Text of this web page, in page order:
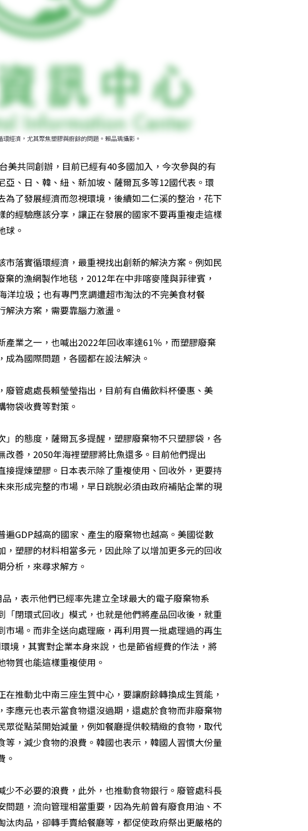
經濟，尤其聚焦塑膠與廚餘的問題。賴品瑀攝影。
美共同創辦，目前已經有40多國加入，今次參與的有
亞、日、韓、紐、新加坡、薩爾瓦多等12國代表。環
為了發展經濟而忽視環境，後續如二仁溪的整治，花下
的經驗應該分享，讓正在發展的國家不要再重複走這樣
球。
市落實循環經濟，最重視找出創新的解決方案。例如民
的漁網製作地毯，2012年在中非喀麥隆與菲律賓，
洋垃圾；也有專門烹調遭超市淘汰的不完美食材餐
決方案，需要靠腦力激盪。
產業之一，也喊出2022年回收率達61％，而塑膠廢棄
為國際問題，各國都在設法解決。
廢管處處長賴瑩瑩指出，目前有自備飲料杯優惠、美
物袋收費等對策。
」的態度，薩爾瓦多提醒，塑膠廢棄物不只塑膠袋，各
改善，2050年海裡塑膠將比魚還多。目前他們提出
接提煉塑膠。日本表示除了重複使用、回收外，更要持
來形成完整的市場，早日跳脫必須由政府補貼企業的現
GDP越高的國家、產生的廢棄物也越高。美國從數
，塑膠的材料相當多元，因此除了以增加更多元的回收
分析，來尋求解方。
，表示他們已經率先建立全球最大的電子廢棄物系
「閉環式回收」模式，也就是他們將產品回收後，就重
市場。而非全送向處理廠，再利用買一批處理過的再生
境，其實對企業本身來說，也是節省經費的作法，將
質也能這樣重複使用。
推動北中南三座生質中心，要讓廚餘轉換成生質能，
李應元也表示當食物還沒過期，還處於食物而非廢棄物
眾從點菜開始減量，例如餐廳提供較精緻的食物，取代
等，減少食物的浪費。韓國也表示，韓國人習慣大份量
。
少不必要的浪費，此外，也推動食物銀行。廢管處科長
問題，流向管理相當重要，因為先前曾有廢食用油、不
汰肉品，卻轉手賣給餐廳等，都促使政府祭出更嚴格的